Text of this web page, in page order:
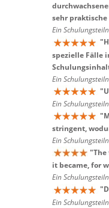
sehr
Ein
"
spezielle Fälle
Ein
"
Ein
"
stringent,
Ein
"
it became, for
Ein
"
Ein